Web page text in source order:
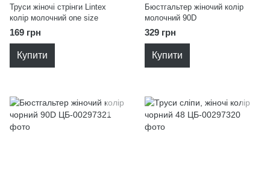
Труси жіночі стрінги Lintex
колір молочний one size
169 грн
Купити
Бюстгальтер жіночий колір
молочний 90D
329 грн
Купити